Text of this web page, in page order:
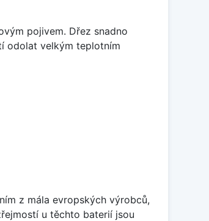
pojivem. Dřez snadno
odolat velkým teplotním
z mála evropských výrobců,
u těchto baterií jsou